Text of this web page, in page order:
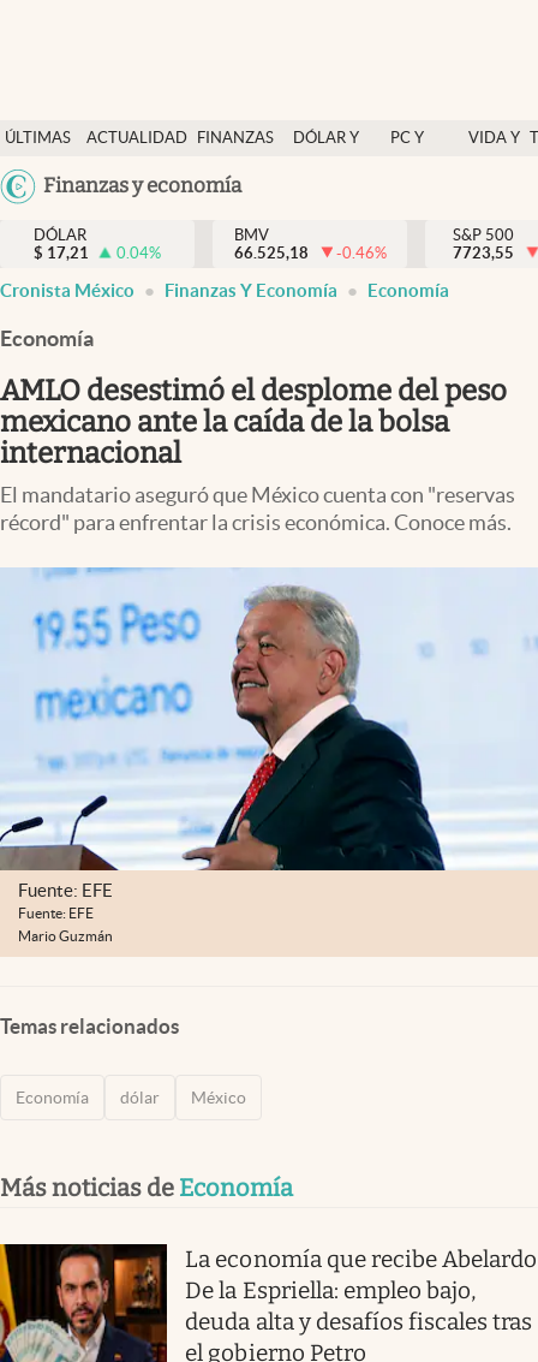
ÚLTIMAS
NOTICIAS
ACTUALIDAD
FINANZAS
DÓLAR Y
PC Y
VIDA Y
México
Finanzas y economía
Actualidad
Finanzas y economía
Dólar y mercados
Pc y celular
Vida y estilo
Tv
Mediakit
abre en nueva pestaña
México
DÓLAR
$ 17,21 0.04%
BMV
66.525,18
-0.46%
S&P 500
7723,55
Cronista México Finanzas Y Economía Economía
Economía
AMLO desestimó el desplome del peso
mexicano ante la caída de la bolsa
internacional
El mandatario aseguró que México cuenta con "reservas
récord" para enfrentar la crisis económica. Conoce más.
Fuente: EFE
Fuente: EFE
Mario Guzmán
Temas relacionados
Economía dólar México
Más noticias de Economía
La economía que recibe Abelardo
De la Espriella: empleo bajo,
deuda alta y desafíos fiscales tras
el gobierno Petro